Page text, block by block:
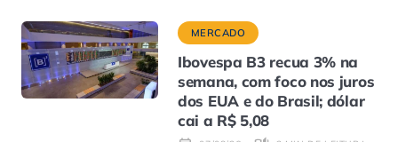
MERCADO
Ibovespa B3 recua 3% na
semana, com foco nos juros
dos EUA e do Brasil; dólar
cai a R$ 5,08